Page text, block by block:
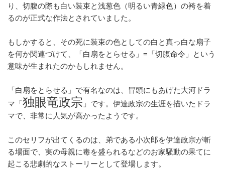
り、切腹の際も白い装束と浅葱色（明るい青緑色）の袴を着
るのが正式な作法とされていました。
もしかすると、その死に装束の色としての白と真っ白な扇子
を何か関連づけて、「白扇をとらせる」=「切腹命令」という
意味が生まれたのかもしれません。
「白扇をとらせる」で有名なのは、冒頭にもあげた大河ドラ
マ「独眼竜政宗 」です。伊達政宗の生涯を描いたドラ
マで、非常に人気が高かったようです。
このセリフが出てくるのは、弟である小次郎を伊達政宗が斬
る場面で、実の母親に毒を盛られるなどのお家騒動の果てに
起こる悲劇的なストーリーとして登場します。